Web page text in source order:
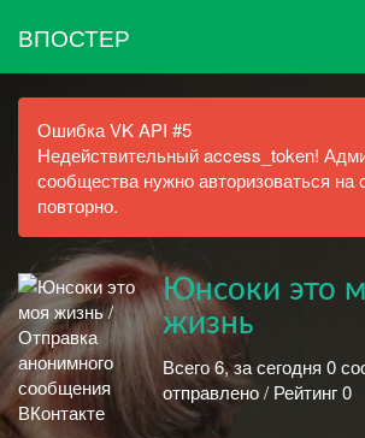
ВПОСТЕР
Ошибка VK API #5
Недействительный access_token!
сообщества нужно авторизоваться на
повторно.
Юнсоки это
жизнь
Всего 6, за сегодня 0
отправлено / Рейтинг 0